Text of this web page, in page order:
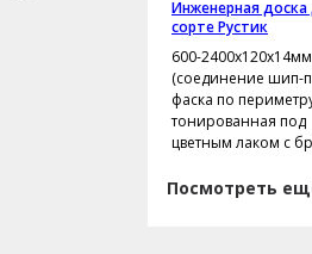
Инженерная доска
сорте Рустик
600-2400х120х14мм
(соединение шип-
фаска по
тонированная под
цветным лаком с
Посмотреть